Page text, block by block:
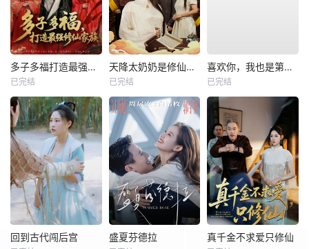
多子多福打造最强修仙家族
已完结
天降太奶奶是修仙老祖
已完结
喜欢你，我也是第一部
已完结
回到古代闯后宫 盛夏芬德拉 真千金不求爱只修仙